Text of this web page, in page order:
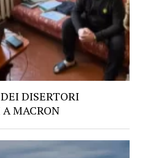
DISERTORI
MACRON